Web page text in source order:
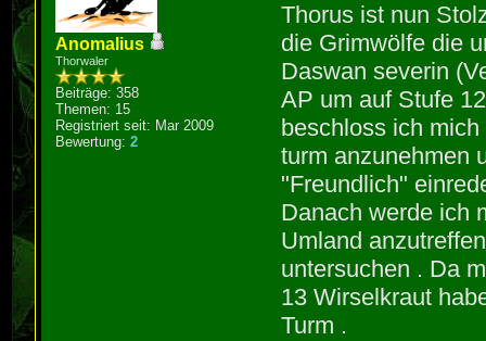
Anomalius
Thorwaler
Beiträge: 358
Themen: 15
Registriert seit: Mar 2009
Bewertung:2
Thorus ist nun
die Grimwölfe die
Daswan severin
AP um auf Stufe
beschloss ich
turm anzunehmen
"Freundlich"
Danach werde ich
Umland
untersuchen . Da
13 Wirselkraut
Turm .